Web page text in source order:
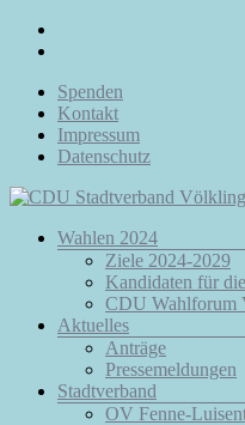
Zum
Inhalt
Spenden
Kontakt
Impressum
Datenschutz
CDU
Stadtverband
Völklingen
Euch.
Menü
Wahlen 2024
Ziele 2024-2029
Kandidaten für
CDU Wahlforum
Aktuelles
Anträge
Pressemeldungen
Stadtverband
OV Fenne-